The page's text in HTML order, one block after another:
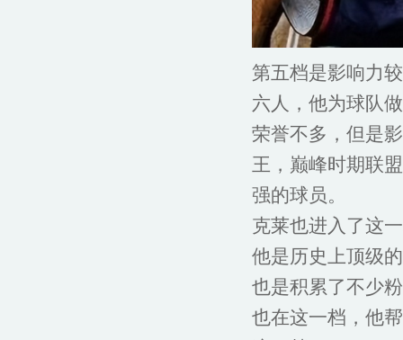
第五档是影响力
六人，他为球队
荣誉不多，但是
王，巅峰时期联
强的球员。
克莱也进入了这
他是历史上顶级
也是积累了不少
也在这一档，他